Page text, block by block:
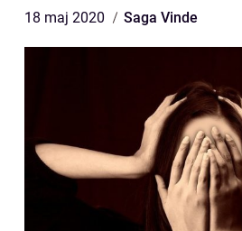
18 maj 2020 Saga Vinde